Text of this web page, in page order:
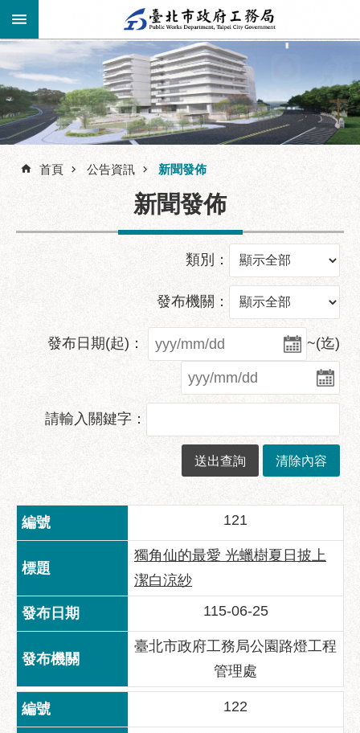
跳到主要內容區塊
進
階
搜
公
告
資
訊
服
關
介
務
訊
政
府
訊
公
開
優
良
事
蹟
影
音
專
首頁 公告資訊 新聞發佈
新聞發佈
類別：
發布機關：
發布日期(起)： ~(迄)
請輸入關鍵字：
121
獨角仙的最愛 光蠟樹夏日披上
潔白涼紗
115-06-25
臺北市政府工務局公園路燈工程
管理處
122